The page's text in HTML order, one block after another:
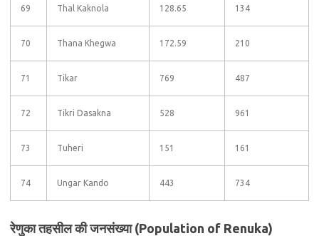
69 Thal Kaknola 128.65 134
70 Thana Khegwa 172.59 210
71 Tikar 769 487
72 Tikri Dasakna 528 961
73 Tuheri 151 161
74 Ungar Kando 443 734
रेणुका तहसील की जनसंख्या (Population of Renuka)